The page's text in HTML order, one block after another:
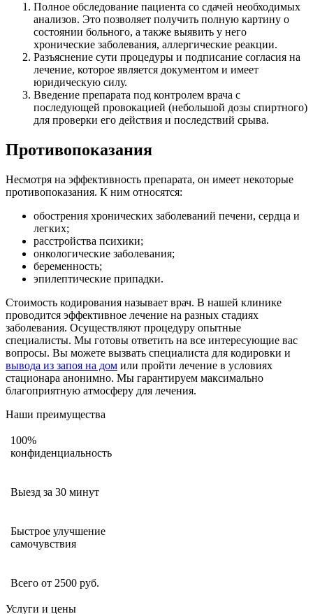
Полное обследование пациента со сдачей необходимых
анализов. Это позволяет получить полную картину о
состоянии больного, а также выявить у него
хронические заболевания, аллергические реакции.
Разъяснение сути процедуры и подписание согласия на
лечение, которое является документом и имеет
юридическую силу.
Введение препарата под контролем врача с
последующей провокацией (небольшой дозы спиртного)
для проверки его действия и последствий срыва.
Противопоказания
Несмотря на эффективность препарата, он имеет некоторые
противопоказания. К ним относятся:
обострения хронических заболеваний печени, сердца и
легких;
расстройства психики;
онкологические заболевания;
беременность;
эпилептические припадки.
Стоимость кодирования называет врач. В нашей клинике
проводится эффективное лечение на разных стадиях
заболевания. Осуществляют процедуру опытные
специалисты. Мы готовы ответить на все интересующие вас
вопросы. Вы можете вызвать специалиста для кодировки и
вывода из запоя на дом или пройти лечение в условиях
стационара анонимно. Мы гарантируем максимально
благоприятную атмосферу для лечения.
Наши преимущества
100%
конфиденциальность
Выезд за 30 минут
Быстрое улучшение
самочувствия
Всего от 2500 руб.
Услуги и цены